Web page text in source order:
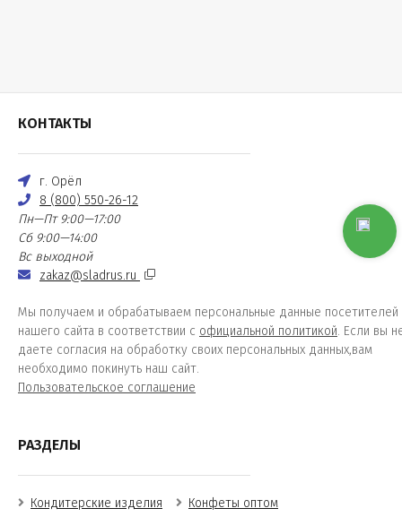
КОНТАКТЫ
г. Орёл
8 (800) 550-26-12
Пн—Пт 9:00—17:00
Сб 9:00—14:00
Вс выходной
zakaz@sladrus.ru
Мы получаем и обрабатываем персональные данные посетителей
нашего сайта в соответствии с официальной политикой. Если вы
даете согласия на обработку своих персональных данных,вам
необходимо покинуть наш сайт.
Пользовательское соглашение
РАЗДЕЛЫ
Кондитерские изделия
Конфеты оптом